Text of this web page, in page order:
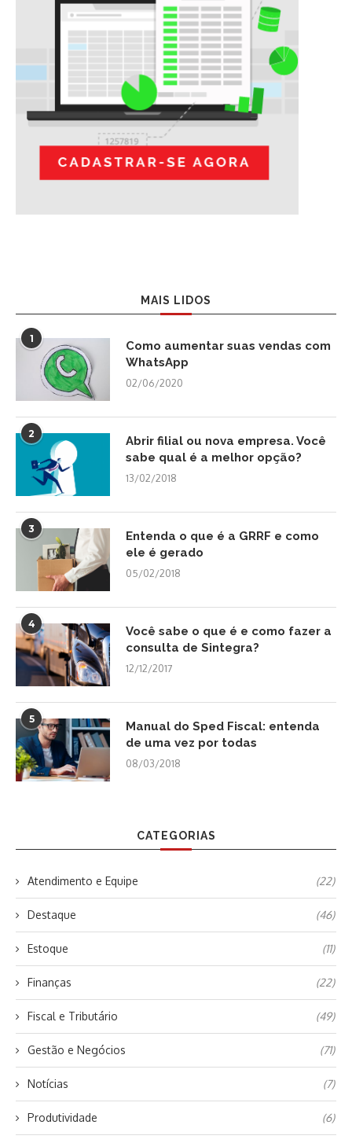
MAIS LIDOS
1
Como aumentar suas vendas com
WhatsApp
02/06/2020
2
Abrir filial ou nova empresa. Você
sabe qual é a melhor opção?
13/02/2018
3
Entenda o que é a GRRF e como
ele é gerado
05/02/2018
4
Você sabe o que é e como fazer a
consulta de Sintegra?
12/12/2017
5
Manual do Sped Fiscal: entenda
de uma vez por todas
08/03/2018
CATEGORIAS
Atendimento e Equipe (22)
Destaque (46)
Estoque (11)
Finanças (22)
Fiscal e Tributário (49)
Gestão e Negócios (71)
Notícias (7)
Produtividade (6)